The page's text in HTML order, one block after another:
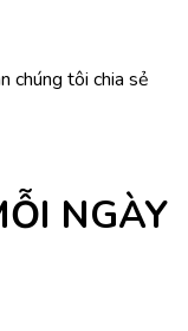
chúng tôi chia sẻ
NGÀY